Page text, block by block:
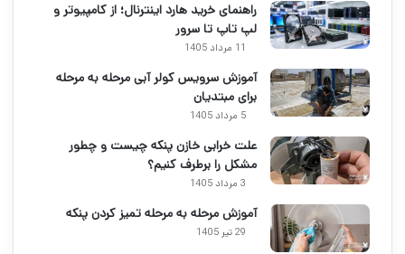
راهنمای خرید هارد اینترنال؛ از کامپیوتر و
لپ تاپ تا سرور
11 مرداد 1405
آموزش سرویس کولر آبی مرحله به مرحله
برای مبتدیان
5 مرداد 1405
علت خرابی خازن پنکه چیست و چطور
مشکل را برطرف کنیم؟
3 مرداد 1405
آموزش مرحله به مرحله تمیز کردن پنکه
29 تیر 1405